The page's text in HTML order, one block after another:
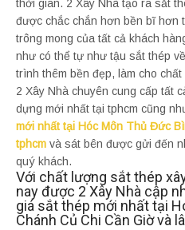
thời gian. 2 Xây Nhà tạo ra sắt
được chắc chắn hơn bền bĩ hơn
trông mong của tất cả khách
như có thể tự như tậu sắt thép
trình thêm bền đẹp, làm cho
2 Xây Nhà chuyên cung cấp tất
dựng mới nhất tại tphcm cũng
mới nhất tại Hóc Môn Thủ Đức
tphcm và sát bên được gửi đến
quý khách.
Với chất lượng sắt thép
nay được 2 Xây Nhà cập
giá sắt thép mới nhất tại
Chánh Củ Chi Cần Giờ và